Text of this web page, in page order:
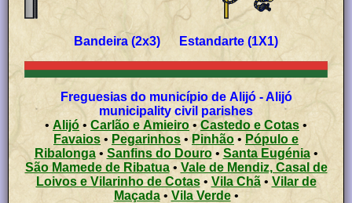
Bandeira (2x3) Estandarte (1X1)
Freguesias do município de Alijó - Alijó
municipality civil parishes
• Alijó • Carlão e Amieiro•Castedo e Cotas •
Favaios • Pegarinhos • Pinhão • Pópulo e
Ribalonga • Sanfins do Douro• Santa Eugénia•
São Mamede de Ribatua• Vale de Mendiz, Casal de
Loivos e Vilarinho de Cotas• Vila Chã• Vilar de
Maçada• Vila Verde•